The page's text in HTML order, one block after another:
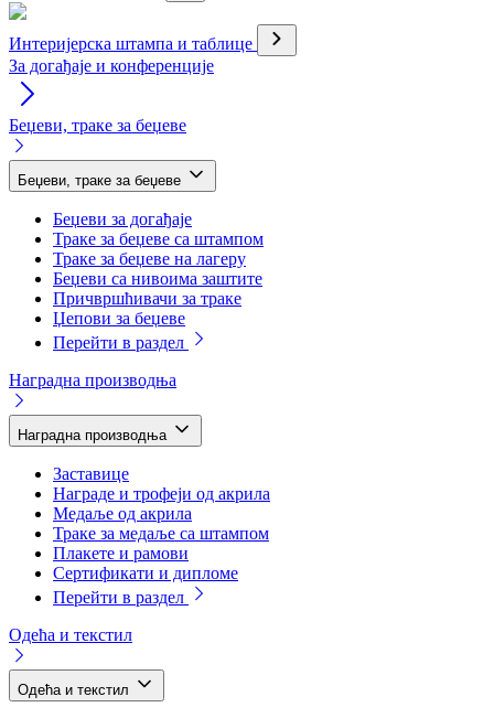
Интеријерска штампа и таблице
За догађаје и конференције
Беџеви, траке за беџеве
Беџеви, траке за беџеве
Беџеви за догађаје
Траке за беџеве са штампом
Траке за беџеве на лагеру
Беџеви са нивоима заштите
Причвршћивачи за траке
Џепови за беџеве
Перейти в раздел
Наградна производња
Наградна производња
Заставице
Награде и трофеји од акрила
Медаље од акрила
Траке за медаље са штампом
Плакете и рамови
Сертификати и дипломе
Перейти в раздел
Одећа и текстил
Одећа и текстил